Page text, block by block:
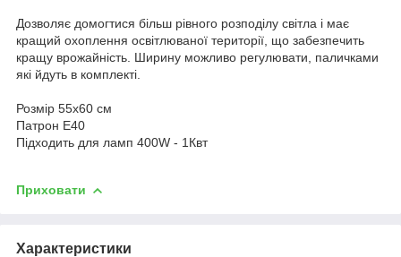
Дозволяє домогтися більш рівного розподілу світла і має
кращий охоплення освітлюваної території, що забезпечить
кращу врожайність. Ширину можливо регулювати, паличками
які йдуть в комплекті.
Розмір 55х60 см
Патрон Е40
Підходить для ламп 400W - 1Квт
Приховати
Характеристики